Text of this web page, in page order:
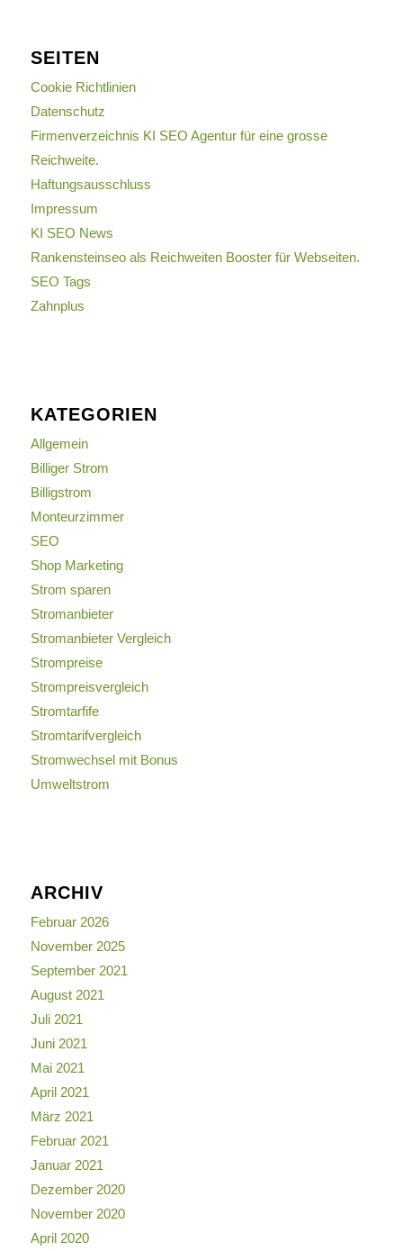
SEITEN
Cookie Richtlinien
Datenschutz
Firmenverzeichnis KI SEO Agentur für eine grosse
Reichweite.
Haftungsausschluss
Impressum
KI SEO News
Rankensteinseo als Reichweiten Booster für Webseiten.
SEO Tags
Zahnplus
KATEGORIEN
Allgemein
Billiger Strom
Billigstrom
Monteurzimmer
SEO
Shop Marketing
Strom sparen
Stromanbieter
Stromanbieter Vergleich
Strompreise
Strompreisvergleich
Stromtarfife
Stromtarifvergleich
Stromwechsel mit Bonus
Umweltstrom
ARCHIV
Februar 2026
November 2025
September 2021
August 2021
Juli 2021
Juni 2021
Mai 2021
April 2021
März 2021
Februar 2021
Januar 2021
Dezember 2020
November 2020
April 2020